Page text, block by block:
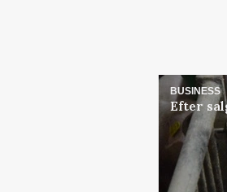
BUSINESS
Efter